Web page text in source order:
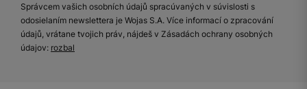
Správcem vašich osobních údajů spracúvaných v súvislosti s
odosielaním newslettera je Wojas S.A. Více informací o zpracování
údajů, vrátane tvojich práv, nájdeš v Zásadách ochrany osobných
údajov: rozbal